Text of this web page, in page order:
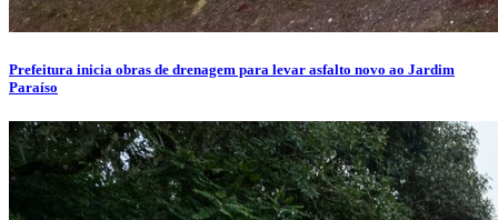
Prefeitura inicia obras de drenagem para levar asfalto novo ao Jardim
Paraíso